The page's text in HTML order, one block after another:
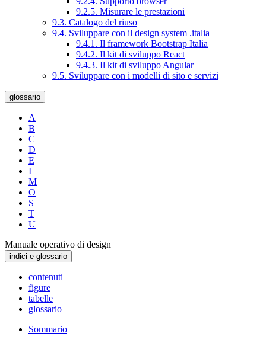
9.2.5. Misurare le prestazioni
9.3. Catalogo del riuso
9.4. Sviluppare con il design system .italia
9.4.1. Il framework Bootstrap Italia
9.4.2. Il kit di sviluppo React
9.4.3. Il kit di sviluppo Angular
9.5. Sviluppare con i modelli di sito e servizi
glossario
A
B
C
D
E
I
M
O
S
T
U
Manuale operativo di design
indici e glossario
contenuti
figure
tabelle
glossario
Sommario